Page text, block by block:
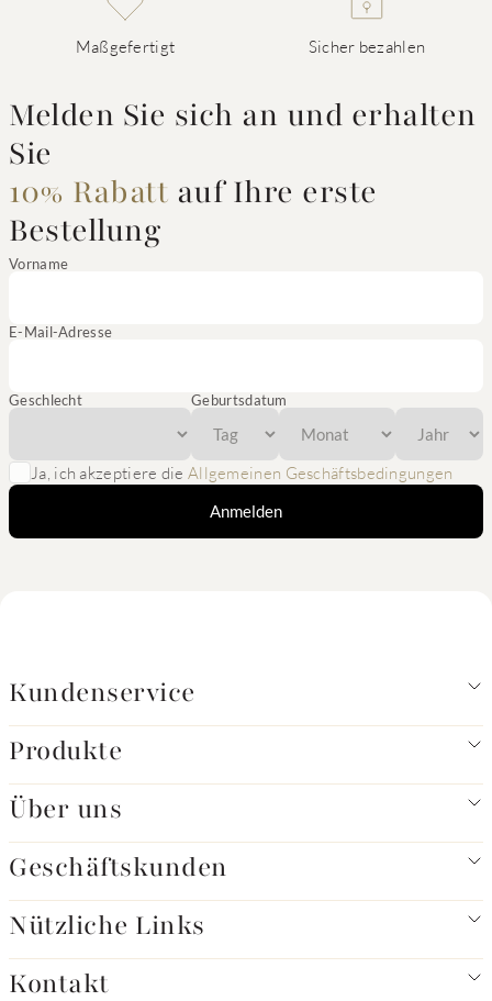
Maßgefertigt Sicher bezahlen
Melden Sie sich an und erhalten
Sie
10% Rabatt auf Ihre erste
Bestellung
Vorname
E-Mail-Adresse
Geschlecht Geburtsdatum
Ja, ich akzeptiere die Allgemeinen Geschäftsbedingungen
Anmelden
Kundenservice
Produkte
Über uns
Geschäftskunden
Nützliche Links
Kontakt